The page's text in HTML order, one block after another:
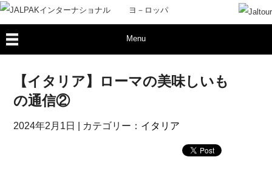
Menu
【イタリア】ローマの美味しいも
の通信②
2024年2月1日 | カテゴリー： イタリア